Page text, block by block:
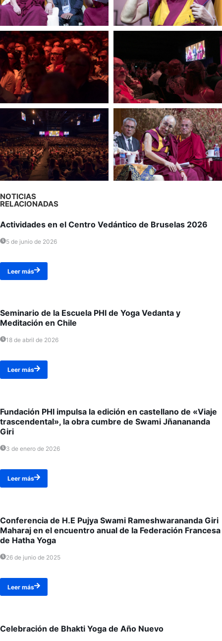
NOTICIAS
RELACIONADAS
Actividades en el Centro Vedántico de Bruselas 2026
5 de junio de 2026
Leer más
Seminario de la Escuela PHI de Yoga Vedanta y
Meditación en Chile
18 de abril de 2026
Leer más
Fundación PHI impulsa la edición en castellano de «Viaje
trascendental», la obra cumbre de Swami Jñanananda
Giri
3 de enero de 2026
Leer más
Conferencia de H.E Pujya Swami Rameshwarananda Giri
Maharaj en el encuentro anual de la Federación Francesa
de Hatha Yoga
26 de junio de 2025
Leer más
Celebración de Bhakti Yoga de Año Nuevo